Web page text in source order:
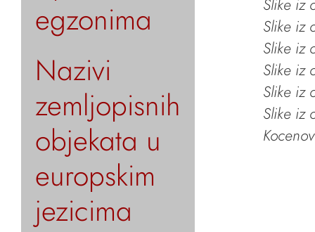
egzonima
Nazivi
zemljopisnih
objekata u
europskim
jezicima
Slike iz
Slike iz
Slike iz
Slike iz
Slike iz
Slike iz